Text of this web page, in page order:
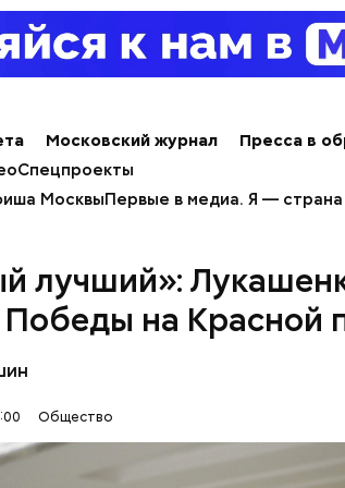
Московский журнал
Пресса в
Спецпроекты
МосквыПервые в медиа. Я — страна
лучший»:
Победы на Красной
Общество
из кабачков
и сезон черешни. «Вечерняя
диетолога Натальи